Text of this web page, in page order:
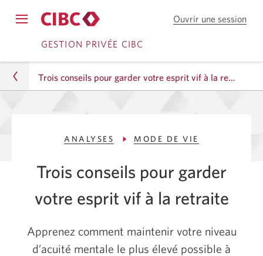
Passer
à
Services
direct
Passer
au
contenu
navigationGESTION PRIVÉE CIBC
Ouvrir une session
ou
Gestion privée
Analyses
Mode de vie
Trois conseils pour garder votre esprit vif à la
retraite
Trois conseils pour garder votre esprit vif à la retraite
ANALYSES MODE DE VIE
Trois conseils pour garder
votre esprit vif à la retraite
Apprenez comment maintenir votre niveau
d’acuité mentale le plus élevé possible à